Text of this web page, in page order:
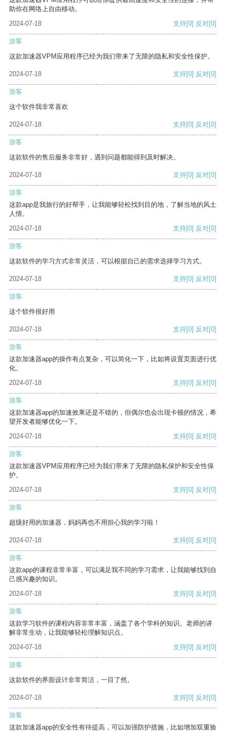
助你在网络上自由移动。
2024-07-18
支持[0] 反对[0]
游客
这款加速器VPM应用程序已经为我们带来了无限的隐私和安全性保护。
2024-07-18 支持[0] 反对[0]
游客
这个软件我非常喜欢
2024-07-18 支持[0] 反对[0]
游客
这款软件的售后服务非常好，遇到问题都能得到及时解决。
2024-07-18 支持[0] 反对[0]
游客
这款app是我旅行的好帮手，让我能够轻松找到目的地，了解当地的风土
人情。
2024-07-18
支持[0] 反对[0]
游客
这款软件的学习方式非常灵活，可以根据自己的需求选择学习方式。
2024-07-18 支持[0] 反对[0]
游客
这个软件很好用
2024-07-18 支持[0] 反对[0]
游客
这款加速器app的操作有点复杂，可以简化一下，比如将设置页面进行优
化。
2024-07-18
支持[0] 反对[0]
游客
这款加速器app的加速效果还是不错的，但偶尔也会出现卡顿的情况，希
望开发者能够优化一下。
2024-07-18
支持[0] 反对[0]
游客
这款加速器VPM应用程序已经为我们带来了无限的隐私保护和安全性保
护。
2024-07-18
支持[0] 反对[0]
游客
超级好用的加速器，妈妈再也不用担心我的学习啦！
2024-07-18 支持[0] 反对[0]
游客
这款app的课程非常丰富，可以满足我不同的学习需求，让我能够找到自
己感兴趣的知识。
2024-07-18
支持[0] 反对[0]
游客
这款学习软件的课程内容非常丰富，涵盖了各个学科的知识。老师的讲
解非常生动，让我能够轻松理解知识点。
2024-07-18
支持[0] 反对[0]
游客
这款软件的界面设计非常简洁，一目了然。
2024-07-18 支持[0] 反对[0]
游客
这款加速器app的安全性有待提高，可以加强防护措施，比如增加双重验